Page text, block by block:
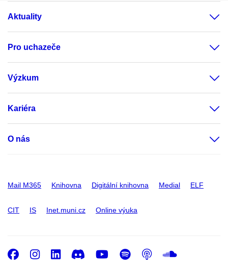
Aktuality
Pro uchazeče
Výzkum
Kariéra
O nás
Mail M365 Knihovna Digitální knihovna Medial ELF
CIT IS Inet.muni.cz Online výuka
Facebook
Instagram
LinkedIn
DiscordYoutube
Spotify
Podcast